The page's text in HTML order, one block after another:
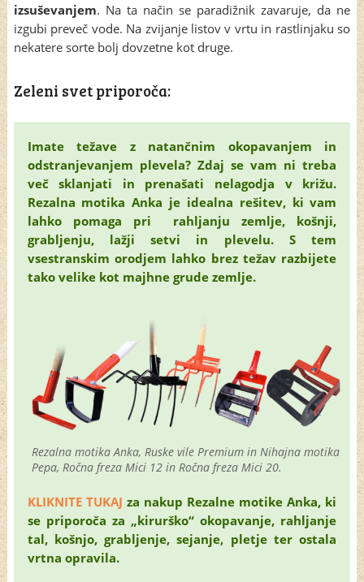
izsuševanjem. Na ta način se paradižnik zavaruje, da ne
izgubi preveč vode. Na zvijanje listov v vrtu in rastlinjaku so
nekatere sorte bolj dovzetne kot druge.
Zeleni svet priporoča:
Imate težave z natančnim okopavanjem in
odstranjevanjem plevela? Zdaj se vam ni treba
več sklanjati in prenašati nelagodja v križu.
Rezalna motika Anka je idealna rešitev, ki vam
lahko pomaga pri rahljanju zemlje, košnji,
grabljenju, lažji setvi in plevelu. S tem
vsestranskim orodjem lahko brez težav razbijete
tako velike kot majhne grude zemlje.
Rezalna motika Anka, Ruske vile Premium in Nihajna motika
Pepa, Ročna freza Mici 12 in Ročna freza Mici 20.
KLIKNITE TUKAJ za nakup Rezalne motike Anka, ki
se priporoča za „kirurško“ okopavanje, rahljanje
tal, košnjo, grabljenje, sejanje, pletje ter ostala
vrtna opravila.